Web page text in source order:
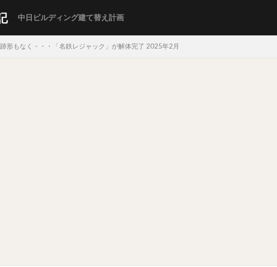
中日ビルディング建て替え計画
跡形もなく・・・「名鉄レジャック」が解体完了 2025年2月